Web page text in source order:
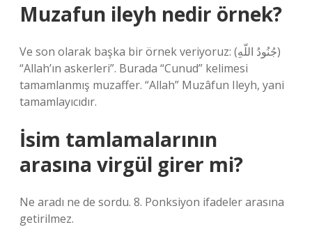
Muzafun ileyh nedir örnek?
Ve son olarak başka bir örnek veriyoruz: (جُنُودُ اللّهِ)
“Allah’ın askerleri”. Burada “Cunud” kelimesi
tamamlanmış muzaffer. “Allah” Muzâfun Ileyh, yani
tamamlayıcıdır.
İsim tamlamalarının
arasına virgül girer mi?
Ne aradı ne de sordu. 8. Ponksiyon ifadeler arasına
getirilmez.